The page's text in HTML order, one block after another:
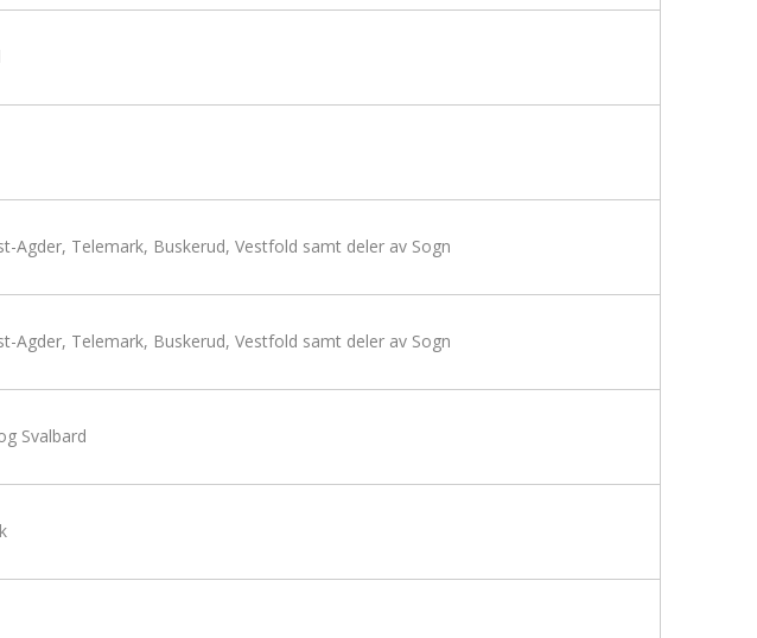
Agder, Telemark, Buskerud, Vestfold samt deler av Sogn
Agder, Telemark, Buskerud, Vestfold samt deler av Sogn
Svalbard